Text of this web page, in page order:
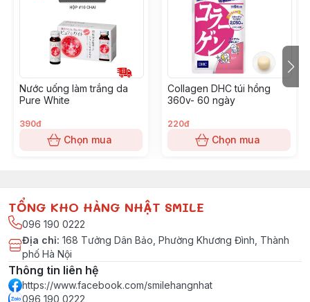
Nước uống làm trắng da
Pure White
390đ
Chọn mua
Collagen DHC túi hồng
360v- 60 ngày
220đ
Chọn mua
TỔNG KHO HÀNG NHẬT SMILE
096 190 0222
Địa chỉ: 168 Tưởng Dân Bảo, Phường Khương Đình, Thành
phố Hà Nội
Thông tin liên hệ
https://www.facebook.com/smilehangnhat
096 190 0222